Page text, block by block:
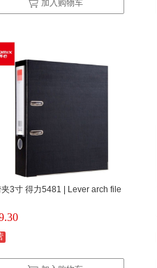
加入购物车
3寸 得力5481 | Lever arch file